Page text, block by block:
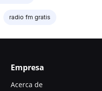
radio fm gratis
Empresa
Acerca de